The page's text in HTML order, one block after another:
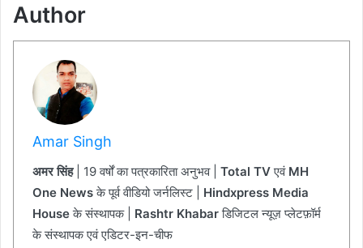
Author
Amar Singh
अमर सिंह| 19 वर्षों का पत्रकारिता अनुभव | Total TVएवं MH
One Newsके पूर्व वीडियो जर्नलिस्ट | Hindxpress Media
Houseके संस्थापक | Rashtr Khabarडिजिटल न्यूज़ प्लेटफ़ॉर्म
के संस्थापक एवं एडिटर-इन-चीफ